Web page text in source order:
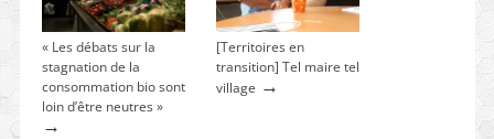
« Les débats sur la
stagnation de la
consommation bio sont
loin d’être neutres »
→
[Territoires en
transition] Tel maire tel
village →